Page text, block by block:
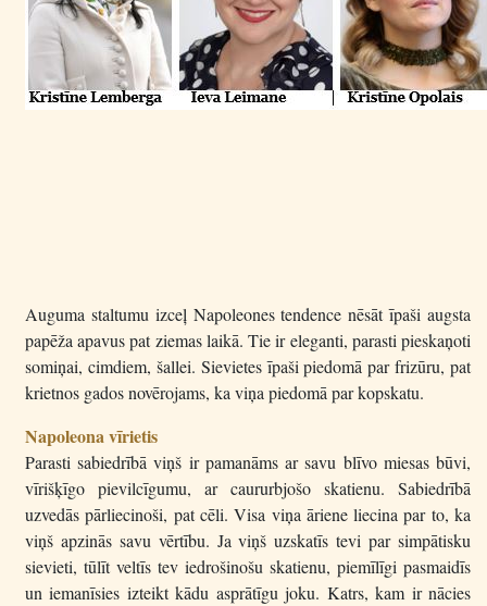
Auguma staltumu izceļ Napoleones tendence nēsāt īpaši augsta
papēža apavus pat ziemas laikā. Tie ir eleganti, parasti pieskaņoti
somiņai, cimdiem, šallei. Sievietes īpaši piedomā par frizūru, pat
krietnos gados novērojams, ka viņa piedomā par kopskatu.
Napoleona vīrietis
Parasti sabiedrībā viņš ir pamanāms ar savu blīvo miesas būvi,
vīrišķīgo pievilcīgumu, ar caururbjošo skatienu. Sabiedrībā
uzvedās pārliecinoši, pat cēli. Visa viņa āriene liecina par to, ka
viņš apzinās savu vērtību. Ja viņš uzskatīs tevi par simpātisku
sievieti, tūlīt veltīs tev iedrošinošu skatienu, piemīlīgi pasmaidīs
un iemanīsies izteikt kādu asprātīgu joku. Katrs, kam ir nācies